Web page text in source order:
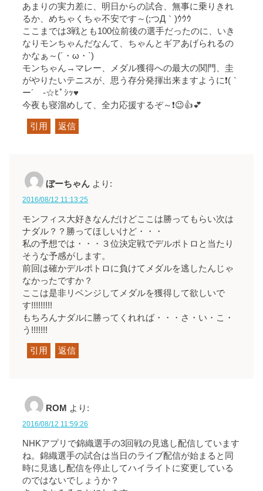
あまりの実力差に、明日からの試合、無事に乗りきれ
るか、めちゃくちゃ不安です～(;つД｀)ｳｳｳ
ここまでは3戦とも100位前後の選手だったのに、いき
なりモンちゃんだなんて、ちゃんとギアあげられるの
かなぁ～(´・ω・`)
モンちゃん→マレー、メダル獲得への最大の関門、圭
がやりたいテニスが、思う存分発揮出来ますように❗(｀
ー´ゞ-☆ﾋﾟｼｯ♥
今夜も寝溜めして、全力応援するぞ～❗😉👍💕
引用 返信
ぼーちゃん より:
2016/08/12 11:13:25
モンフィス大好きなんだけどここは勝ってもらい次は
ナダル？？勝ってほしいけど・・・
私の予想では・・・３位決定戦でデルポトロと当たり
そうな予感がします。
前回は確かデルポトロに負けてメダルを逃したんじゃ
なかったですか？
ここは是非リベンジしてメダルを獲得して欲しいで
す!!!!!!!!!
もちろんナダルに勝ってくれれば・・・さ・い・こ・
う!!!!!!!
引用 返信
ROM より:
2016/08/12 11:59:26
NHKアプリで錦織選手の3回戦の見逃し配信しています
ね。錦織選手の試合は当日のライブ配信が始まると同
時に見逃し配信を停止してハイライトに変更している
のではないでしょうか？